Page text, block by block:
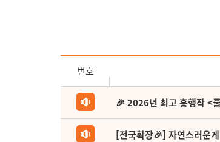
번호
🎉 2026년 최고 흥행작 <
[전국확장🎉] 자연스러운